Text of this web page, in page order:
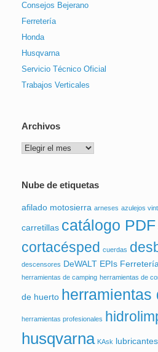
Consejos Bejerano
Ferretería
Honda
Husqvarna
Servicio Técnico Oficial
Trabajos Verticales
Archivos
Archivos
Nube de etiquetas
afilado motosierra arneses azulejos
carretillas catálogo PDF
cortacésped cuerdas
descensores DeWALT EPIs
herramientas de camping herramientas de
de huerto herramientas
herramientas profesionales
husqvarna KAsk lubricantes